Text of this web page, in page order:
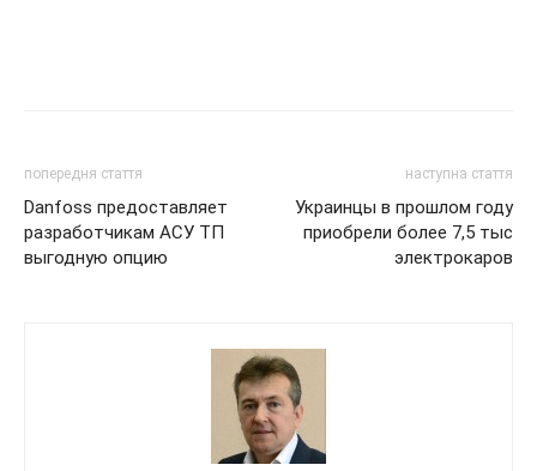
попередня стаття
Danfoss предоставляет
разработчикам АСУ ТП
выгодную опцию
наступна стаття
Украинцы в прошлом году
приобрели более 7,5 тыс
электрокаров